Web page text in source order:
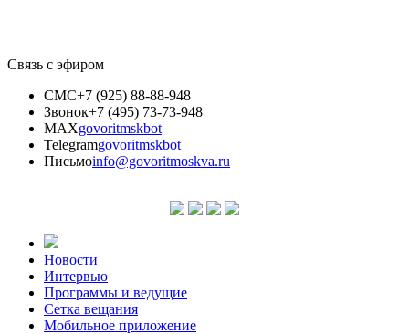
Связь с эфиром
СМС+7 (925) 88-88-948
Звонок+7 (495) 73-73-948
MAXgovoritmskbot
Telegramgovoritmskbot
Письмоinfo@govoritmoskva.ru
Новости
Интервью
Программы и ведущие
Сетка вещания
Мобильное приложение